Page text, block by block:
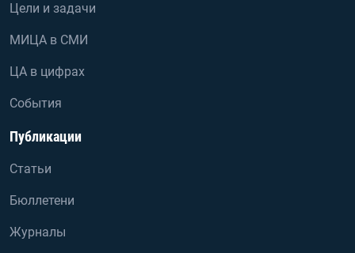
Цели и задачи
МИЦА в СМИ
ЦА в цифрах
События
Публикации
Статьи
Бюллетени
Журналы